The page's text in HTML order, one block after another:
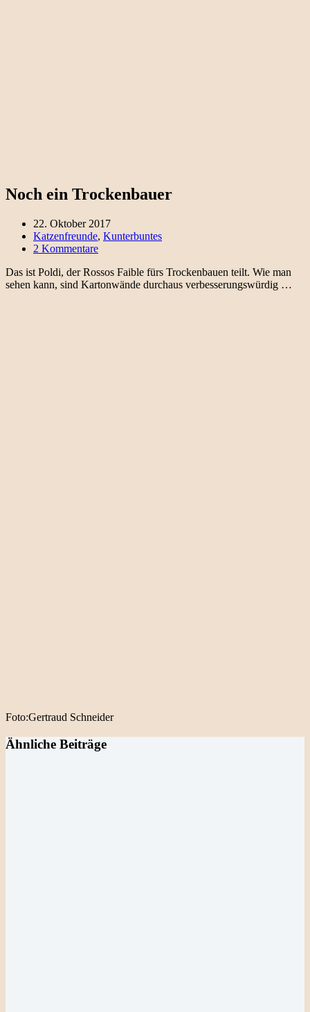
Noch ein Trockenbauer
22. Oktober 2017
Katzenfreunde, Kunterbuntes
2 Kommentare
Das ist Poldi, der Rossos Faible fürs Trockenbauen teilt. Wie man
sehen kann, sind Kartonwände durchaus verbesserungswürdig …
Foto:Gertraud Schneider
Ähnliche Beiträge